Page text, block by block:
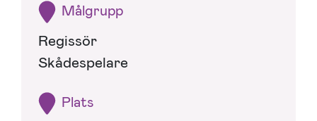
Målgrupp
Regissör
Skådespelare
Plats